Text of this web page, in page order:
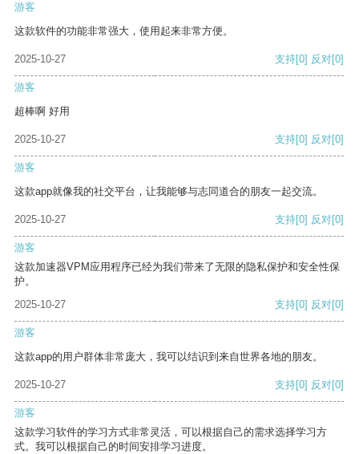
游客
这款软件的功能非常强大，使用起来非常方便。
2025-10-27 支持[0] 反对[0]
游客
超棒啊 好用
2025-10-27 支持[0] 反对[0]
游客
这款app就像我的社交平台，让我能够与志同道合的朋友一起交流。
2025-10-27 支持[0] 反对[0]
游客
这款加速器VPM应用程序已经为我们带来了无限的隐私保护和安全性保
护。
2025-10-27
支持[0] 反对[0]
游客
这款app的用户群体非常庞大，我可以结识到来自世界各地的朋友。
2025-10-27 支持[0] 反对[0]
游客
这款学习软件的学习方式非常灵活，可以根据自己的需求选择学习方
式。我可以根据自己的时间安排学习进度。